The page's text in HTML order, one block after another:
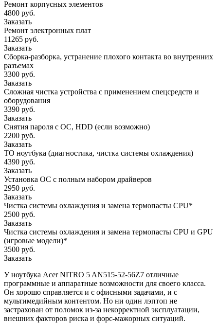
Ремонт корпусных элементов
4800 руб.
Заказать
Ремонт электронных плат
11265 руб.
Заказать
Сборка-разборка, устранение плохого контакта во внутренних
разъемах
3300 руб.
Заказать
Сложная чистка устройства с применением спецсредств и
оборудования
3390 руб.
Заказать
Снятия пароля с OC, HDD (если возможно)
2200 руб.
Заказать
ТО ноутбука (диагностика, чистка системы охлаждения)
4390 руб.
Заказать
Установка ОС с полным набором драйверов
2950 руб.
Заказать
Чистка системы охлаждения и замена термопасты CPU*
2500 руб.
Заказать
Чистка системы охлаждения и замена термопасты CPU и GPU
(игровые модели)*
3500 руб.
Заказать
У ноутбука Acer NITRO 5 AN515-52-56Z7 отличные
программные и аппаратные возможности для своего класса.
Он хорошо справляется и с офисными задачами, и с
мультимедийным контентом. Но ни один лэптоп не
застрахован от поломок из-за некорректной эксплуатации,
внешних факторов риска и форс-мажорных ситуаций.